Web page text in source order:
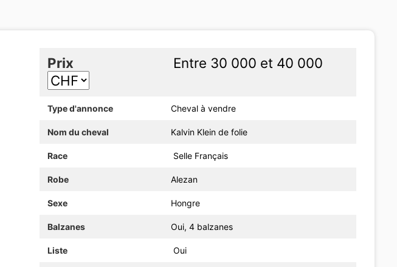
Prix Entre 30 000 et 40 000
Type d'annonce Cheval à vendre
Nom du cheval Kalvin Klein de folie
Race Selle Français
Robe Alezan
Sexe Hongre
Balzanes Oui, 4 balzanes
Liste Oui